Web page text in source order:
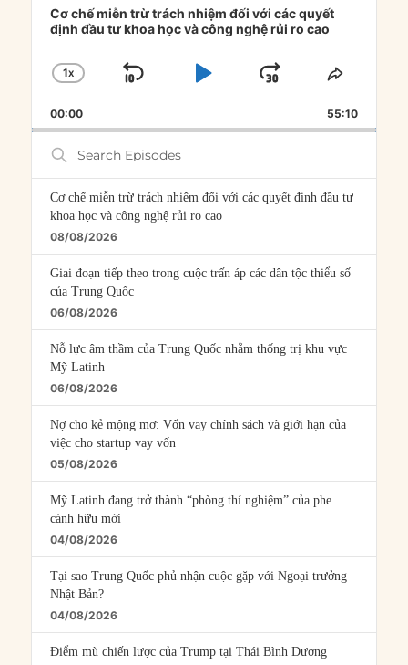
Player
Cơ chế miễn trừ trách nhiệm đối với các quyết
định đầu tư khoa học và công nghệ rủi ro cao
CHANGE
RATE
1X
SKIP
PLAYJUMP
FORWARD
SHARE
00:00 55:10
Search
Episodes
Cơ chế miễn trừ trách nhiệm đối với các quyết định đầu tư
khoa học và công nghệ rủi ro cao
08/08/2026
Giai đoạn tiếp theo trong cuộc trấn áp các dân tộc thiểu số
của Trung Quốc
06/08/2026
Nỗ lực âm thầm của Trung Quốc nhằm thống trị khu vực
Mỹ Latinh
06/08/2026
Nợ cho kẻ mộng mơ: Vốn vay chính sách và giới hạn của
việc cho startup vay vốn
05/08/2026
Mỹ Latinh đang trở thành “phòng thí nghiệm” của phe
cánh hữu mới
04/08/2026
Tại sao Trung Quốc phủ nhận cuộc gặp với Ngoại trưởng
Nhật Bản?
04/08/2026
Điểm mù chiến lược của Trump tại Thái Bình Dương